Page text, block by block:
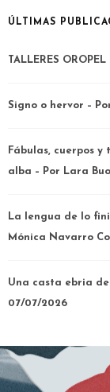
ÚLTIMAS
TALLERES
Signo o hervor –
Fábulas, cuerpos
alba – Por Lara
La lengua de lo
Mónica Navarro
Una casta ebria
07/07/2026